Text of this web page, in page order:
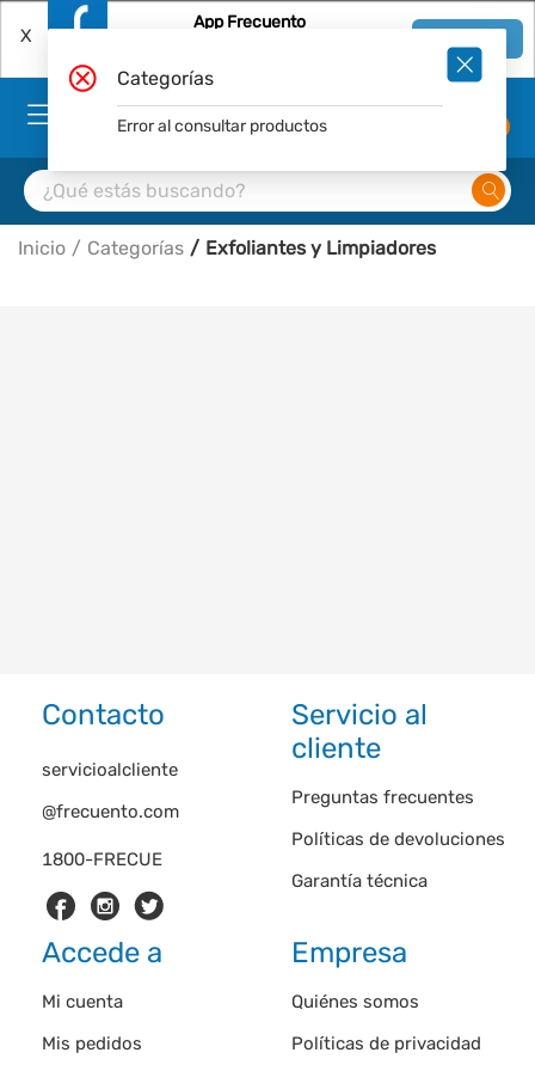
X
App Frecuento
Inicio Categorías Exfoliantes y Limpiadores
Contacto
1800-FRECUE
servicioalcliente
@frecuento.com
Servicio al
cliente
Preguntas frecuentes
Políticas de devoluciones
Garantía técnica
Accede a
Mi cuenta
Mis pedidos
Empresa
Quiénes somos
Políticas de privacidad
Categorías
Error al consultar productos